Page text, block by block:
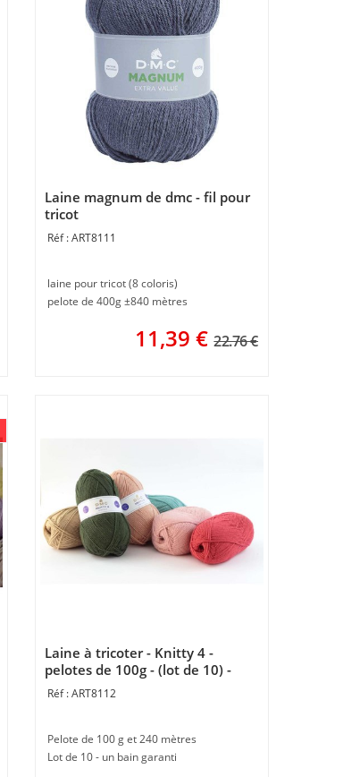
Laine magnum de dmc - fil pour
tricot
ART8111
laine pour tricot (8 coloris)
pelote de 400g ±840 mètres
11,39 € 22.76 €
Laine à tricoter - Knitty 4 -
pelotes de 100g - (lot de 10) -
DMCART8112
Pelote de 100 g et 240 mètres
Lot de 10 - un bain garanti